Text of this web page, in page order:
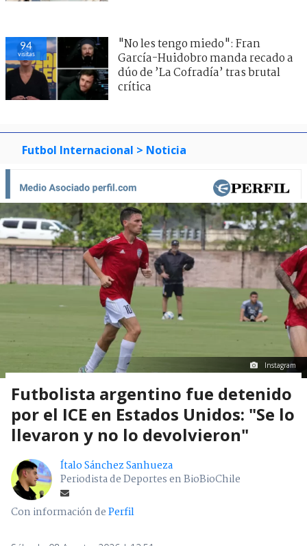
94
visitas
"No les tengo miedo": Fran
García-Huidobro manda recado a
dúo de ’La Cofradía’ tras brutal
crítica
Futbol Internacional > Noticia
Instagram
Futbolista argentino fue detenido
por el ICE en Estados Unidos: "Se lo
llevaron y no lo devolvieron"
Ítalo Sánchez Sanhueza
Periodista de Deportes en BioBioChile
Con información dePerfil